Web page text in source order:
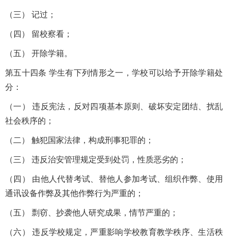
（三） 记过；
（四） 留校察看；
（五） 开除学籍。
第五十四条 学生有下列情形之一，学校可以给予开除学籍处
分：
（一） 违反宪法，反对四项基本原则、破坏安定团结、扰乱
社会秩序的；
（二） 触犯国家法律，构成刑事犯罪的；
（三） 违反治安管理规定受到处罚，性质恶劣的；
（四） 由他人代替考试、替他人参加考试、组织作弊、使用
通讯设备作弊及其他作弊行为严重的；
（五） 剽窃、抄袭他人研究成果，情节严重的；
（六） 违反学校规定，严重影响学校教育教学秩序、生活秩